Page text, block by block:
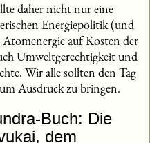
daher nicht nur eine
Energiepolitik (und
Atomenergie auf Kosten der
Umweltgerechtigkeit und
Wir alle sollten den Tag
Ausdruck zu bringen.
Buch: Die
dem